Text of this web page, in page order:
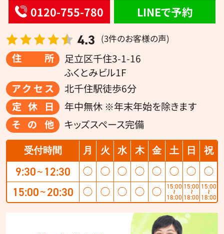
4.3 (3件のお客様の声)
住所
足立区千住3-1-16
ふくとみビル1F
アクセス
北千住駅徒歩6分
定休日
年中無休 ※年末年始を除きます
その他
キッズスペース完備
0120-755-780 LINEで予約
受付時間 月 火 水 木 金 土 日 祝
9:30 〜 12:30 ◯ ◯ ◯ ◯ ◯ ◯ ◯ ◯
15:00 〜 20:30 ◯ ◯ ◯ ◯ ◯ 15:00
〜
18:00
15:00
〜
18:00
15:00
〜
18:00